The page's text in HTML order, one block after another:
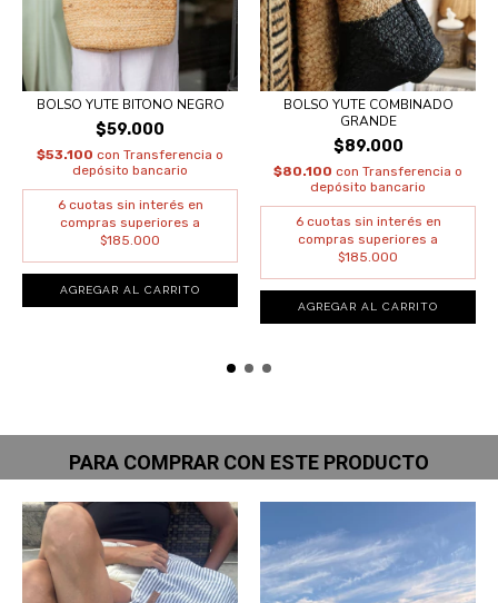
BOLSO YUTE BITONO NEGRO
$59.000
$53.100 con Transferencia o
depósito bancario
BOLSO YUTE COMBINADO
GRANDE
$89.000
$80.100 con Transferencia o
depósito bancario
PARA COMPRAR CON ESTE PRODUCTO